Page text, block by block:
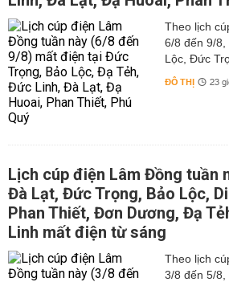
Theo lịch
6/8 đến 9/
Lộc, Đức
ĐÔ THỊ 23
Lịch cúp điện Lâm Đồng tuần
Đà Lạt, Đức Trọng, Bảo Lộc,
Phan Thiết, Đơn Dương, Đạ
Linh mất điện từ sáng
Theo lịch
3/8 đến 5/